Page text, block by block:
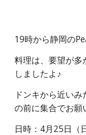
19時から静岡の
料理は、要望が
しましたよ♪
ドンキから近い
の前に集合でお
日時：4月25日（